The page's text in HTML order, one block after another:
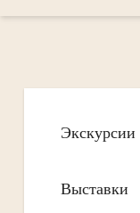
Экскурсии
Выставки